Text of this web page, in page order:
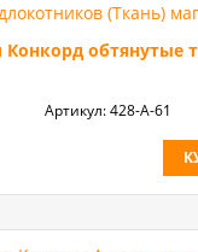
Конкорд обтянутые
Артикул:428-А-61